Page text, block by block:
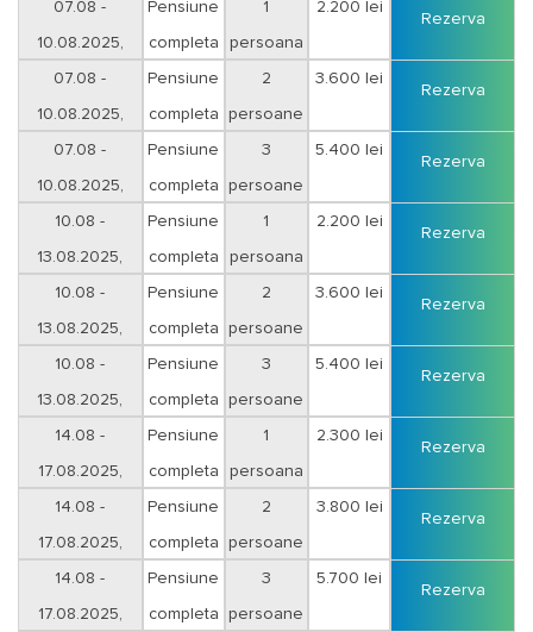
sejur 3 nopti
07.08 -
10.08.2025,
sejur 3 nopti
Pensiune
completa
1
persoana
2.200 lei
Rezerva
07.08 -
10.08.2025,
sejur 3 nopti
Pensiune
completa
2
persoane
3.600 lei
Rezerva
07.08 -
10.08.2025,
sejur 3 nopti
Pensiune
completa
3
persoane
5.400 lei
Rezerva
10.08 -
13.08.2025,
sejur 3 nopti
Pensiune
completa
1
persoana
2.200 lei
Rezerva
10.08 -
13.08.2025,
sejur 3 nopti
Pensiune
completa
2
persoane
3.600 lei
Rezerva
10.08 -
13.08.2025,
sejur 3 nopti
Pensiune
completa
3
persoane
5.400 lei
Rezerva
14.08 -
17.08.2025,
sejur 3 nopti
Pensiune
completa
1
persoana
2.300 lei
Rezerva
14.08 -
17.08.2025,
sejur 3 nopti
Pensiune
completa
2
persoane
3.800 lei
Rezerva
14.08 -
17.08.2025,
Pensiune
completa
3
persoane
5.700 lei
Rezerva